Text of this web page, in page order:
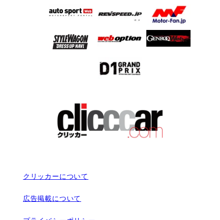
クリッカーについて
広告掲載について